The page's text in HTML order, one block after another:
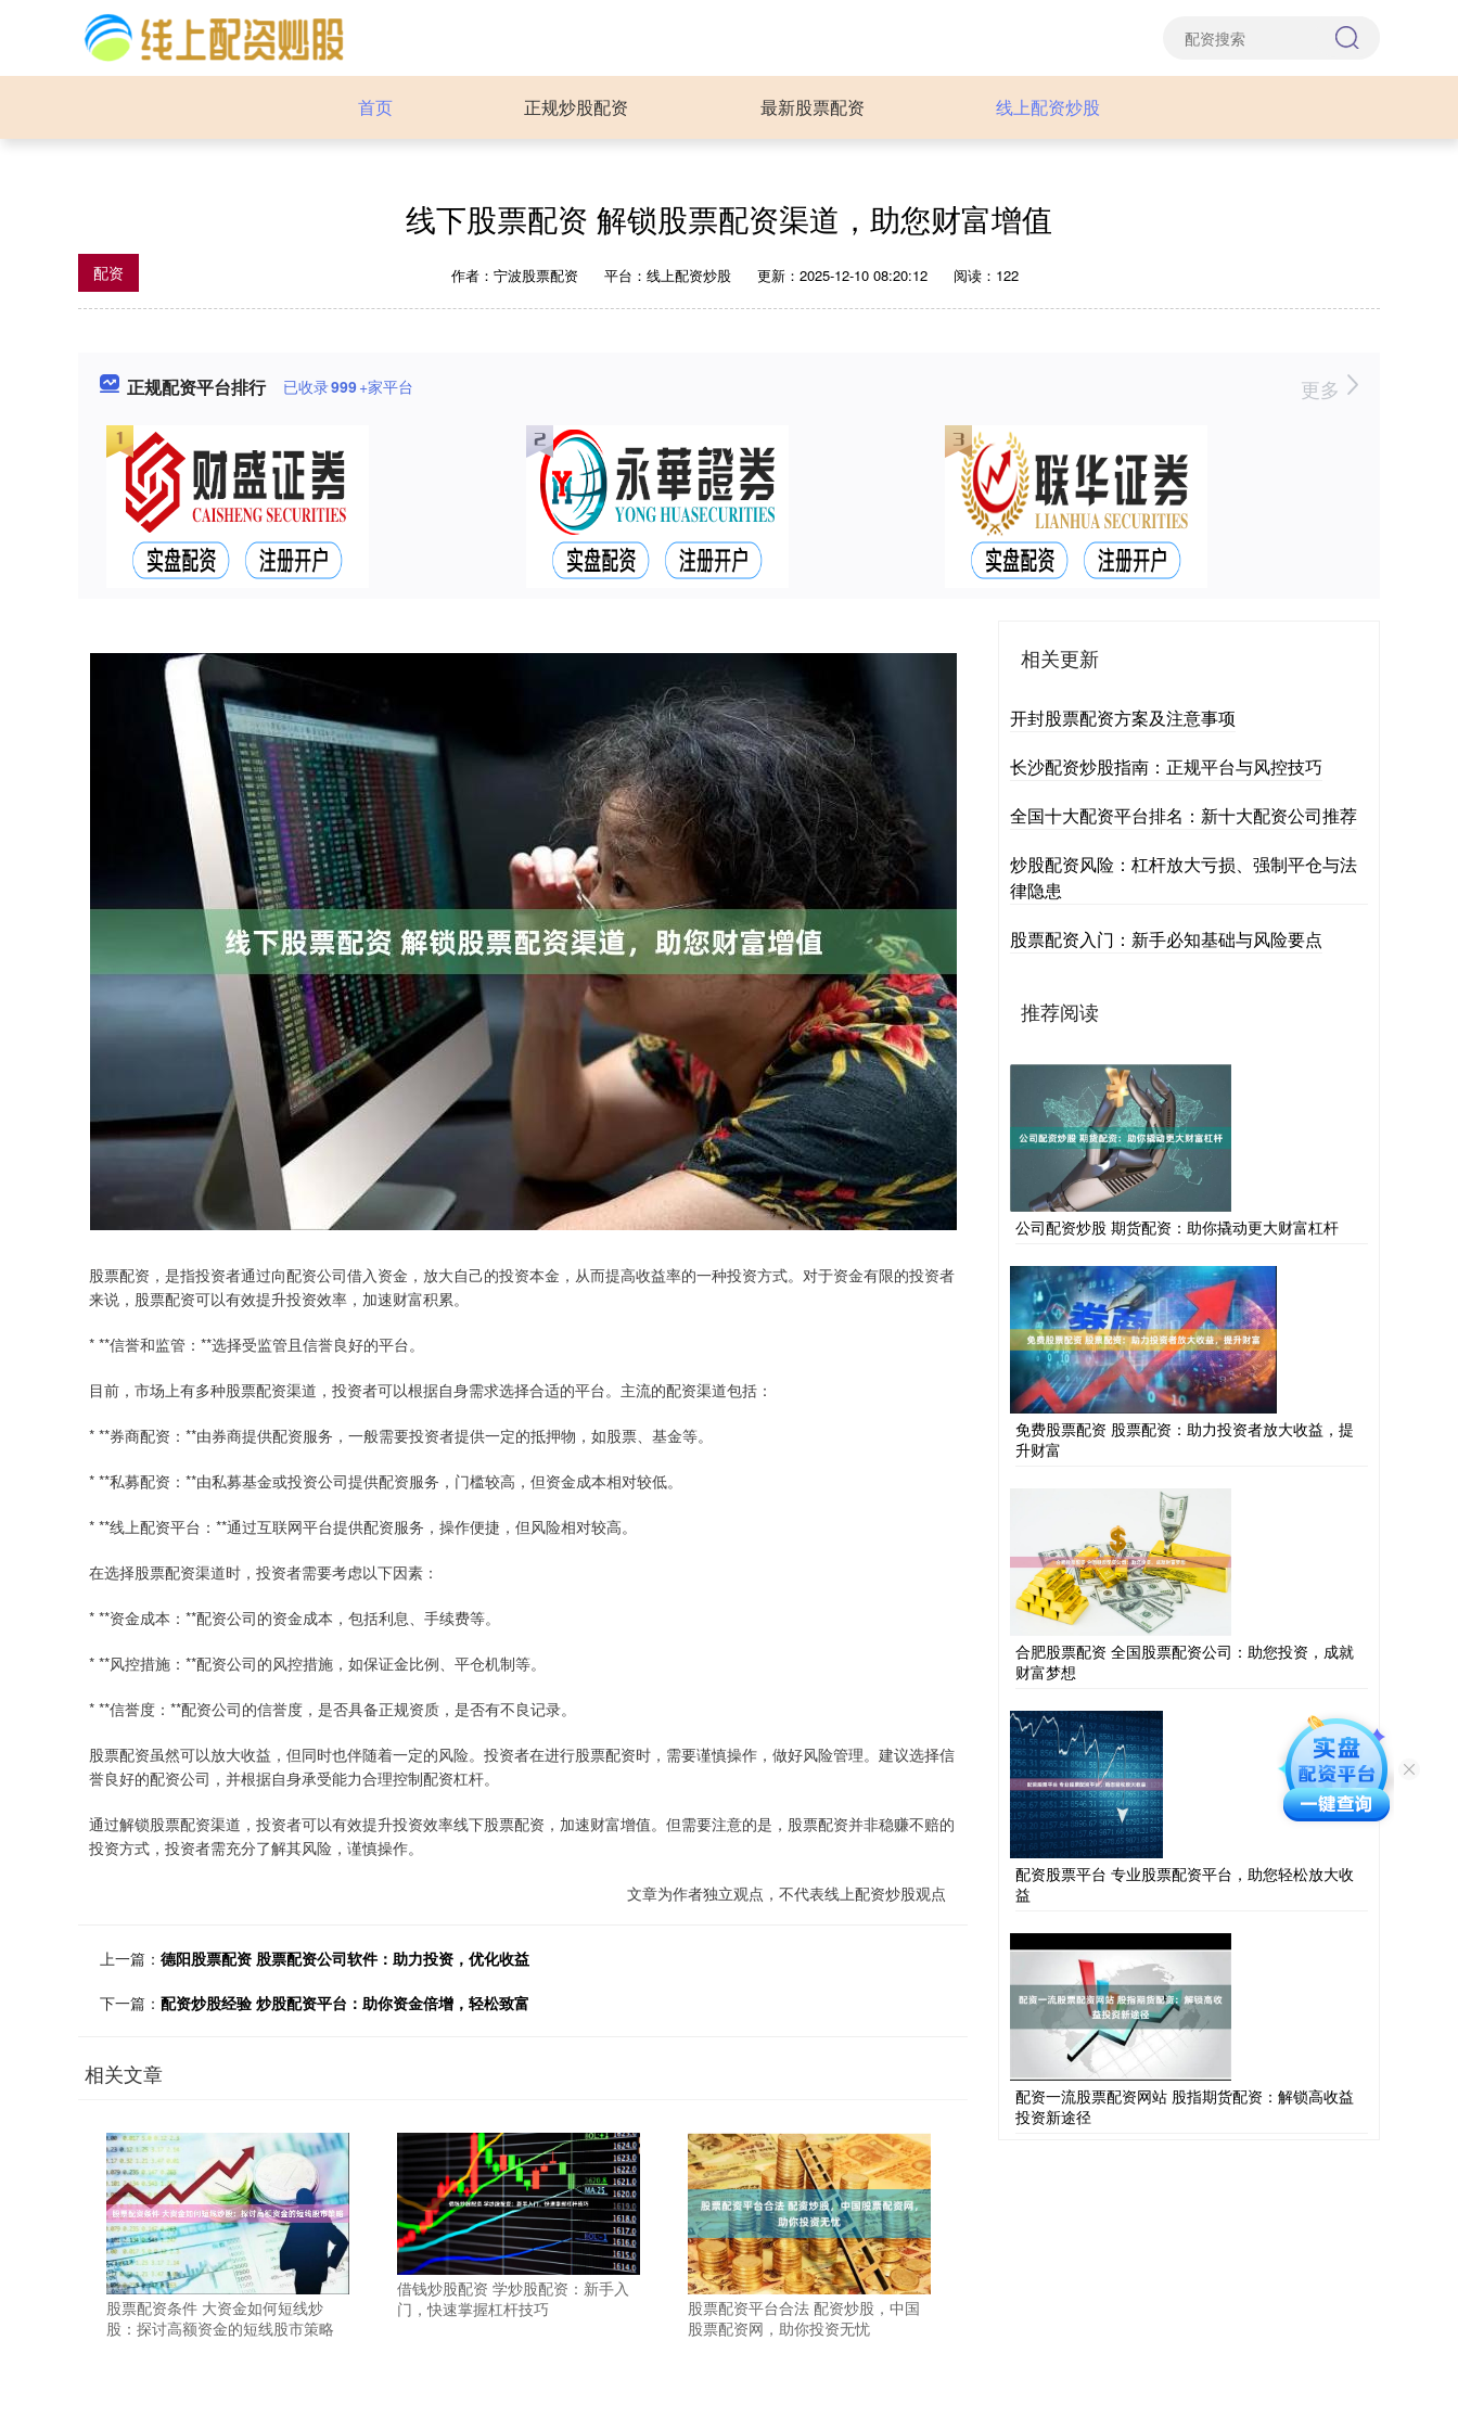
首页 正规炒股配资 最新股票配资 线上配资炒股
线下股票配资 解锁股票配资渠道，助您财富增值
配资 作者：宁波股票配资 平台：线上配资炒股 更新：2025-12-10 08:20:12 阅读：122
正规配资平台排行 已收录999+家平台 更多
股票配资，是指投资者通过向配资公司借入资金，放大自己的投资本金，从而提高收益率的一种投资方式。对于资金有限的投资者
来说，股票配资可以有效提升投资效率，加速财富积累。
* **信誉和监管：**选择受监管且信誉良好的平台。
目前，市场上有多种股票配资渠道，投资者可以根据自身需求选择合适的平台。主流的配资渠道包括：
* **券商配资：**由券商提供配资服务，一般需要投资者提供一定的抵押物，如股票、基金等。
* **私募配资：**由私募基金或投资公司提供配资服务，门槛较高，但资金成本相对较低。
* **线上配资平台：**通过互联网平台提供配资服务，操作便捷，但风险相对较高。
在选择股票配资渠道时，投资者需要考虑以下因素：
* **资金成本：**配资公司的资金成本，包括利息、手续费等。
* **风控措施：**配资公司的风控措施，如保证金比例、平仓机制等。
* **信誉度：**配资公司的信誉度，是否具备正规资质，是否有不良记录。
股票配资虽然可以放大收益，但同时也伴随着一定的风险。投资者在进行股票配资时，需要谨慎操作，做好风险管理。建议选择信
誉良好的配资公司，并根据自身承受能力合理控制配资杠杆。
通过解锁股票配资渠道，投资者可以有效提升投资效率线下股票配资，加速财富增值。但需要注意的是，股票配资并非稳赚不赔的
投资方式，投资者需充分了解其风险，谨慎操作。
文章为作者独立观点，不代表线上配资炒股观点
上一篇： 德阳股票配资 股票配资公司软件：助力投资，优化收益
下一篇： 配资炒股经验 炒股配资平台：助你资金倍增，轻松致富
相关文章
股票配资条件 大资金如何短线炒
股：探讨高额资金的短线股市策略
借钱炒股配资 学炒股配资：新手入
门，快速掌握杠杆技巧
股票配资平台合法 配资炒股，中国
股票配资网，助你投资无忧
相关更新
开封股票配资方案及注意事项
长沙配资炒股指南：正规平台与风控技巧
全国十大配资平台排名：新十大配资公司推荐
炒股配资风险：杠杆放大亏损、强制平仓与法
律隐患
股票配资入门：新手必知基础与风险要点
推荐阅读
公司配资炒股 期货配资：助你撬动更大财富杠杆
免费股票配资 股票配资：助力投资者放大收益，提
升财富
合肥股票配资 全国股票配资公司：助您投资，成就
财富梦想
配资股票平台 专业股票配资平台，助您轻松放大收
益
配资一流股票配资网站 股指期货配资：解锁高收益
投资新途径